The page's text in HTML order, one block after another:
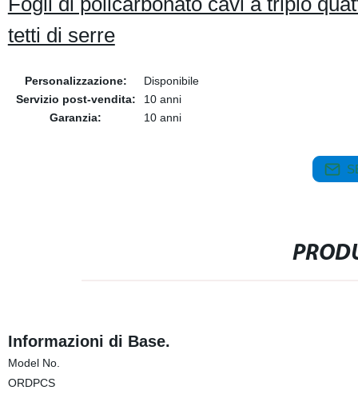
tetti di serre
Personalizzazione:
Disponibile
Servizio post-vendita:
10 anni
Garanzia:
10 anni
Informazioni di Base.
Model No.
ORDPCS